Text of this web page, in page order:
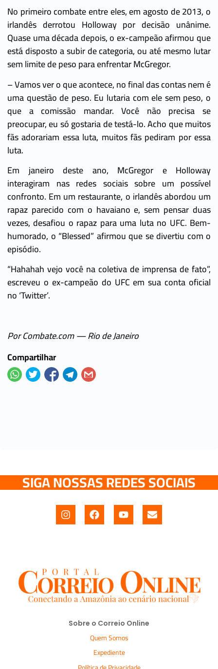
No primeiro combate entre eles, em agosto de 2013, o
irlandês derrotou Holloway por decisão unânime.
Quase uma década depois, o ex-campeão afirmou que
está disposto a subir de categoria, ou até mesmo lutar
sem limite de peso para enfrentar McGregor.
– Vamos ver o que acontece, no final das contas nem é
uma questão de peso. Eu lutaria com ele sem peso, o
que a comissão mandar. Você não precisa se
preocupar, eu só gostaria de testá-lo. Acho que muitos
fãs adorariam essa luta, muitos fãs pediram por essa
luta.
Em janeiro deste ano, McGregor e Holloway
interagiram nas redes sociais sobre um possível
confronto. Em um restaurante, o irlandês abordou um
rapaz parecido com o havaiano e, sem pensar duas
vezes, desafiou o rapaz para uma luta no UFC. Bem-
humorado, o “Blessed” afirmou que se divertiu com o
episódio.
“Hahahah vejo você na coletiva de imprensa de fato”,
escreveu o ex-campeão do UFC em sua conta oficial
no ‘Twitter’.
Por Combate.com — Rio de Janeiro
Compartilhar
SIGA NOSSAS REDES SOCIAIS
Sobre o Correio Online
Quem Somos
Expediente